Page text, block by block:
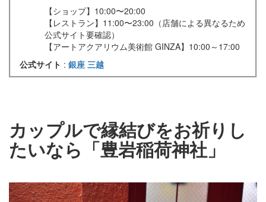
【ショップ】10:00〜20:00
【レストラン】11:00〜23:00（店舗による異なるため
公式サイト要確認）
【アートアクアリウム美術館 GINZA】10:00～17:00
公式サイト : 銀座 三越
カップルで縁結びをお祈りし
たいなら「豊岩稲荷神社」